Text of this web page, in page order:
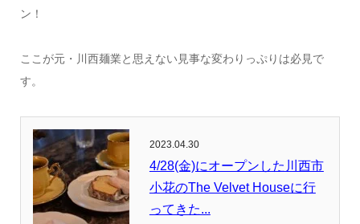
ン！
ここが元・川西麺業と思えない見事な変わりっぷりは必見で
す。
2023.04.30
4/28(金)にオープンした川西市
小花のThe Velvet Houseに行
ってきた...